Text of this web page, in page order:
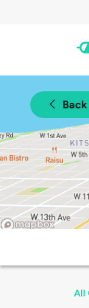
All